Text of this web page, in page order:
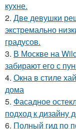
кухне.
2. Две девушки
экстремально
градусов.
3. В Москве на
забирают его с
4. Окна в стиле
дома
5. Фасадное
подход к дизайну
6. Полный гид по